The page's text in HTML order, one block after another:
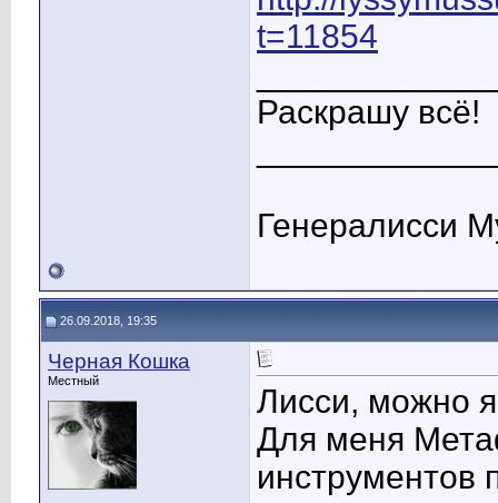
t=11854
Раскрашу всё!
Генералисси
26.09.2018, 19:35
Черная Кошка
Местный
Лисси, можно
Для меня
инструментов